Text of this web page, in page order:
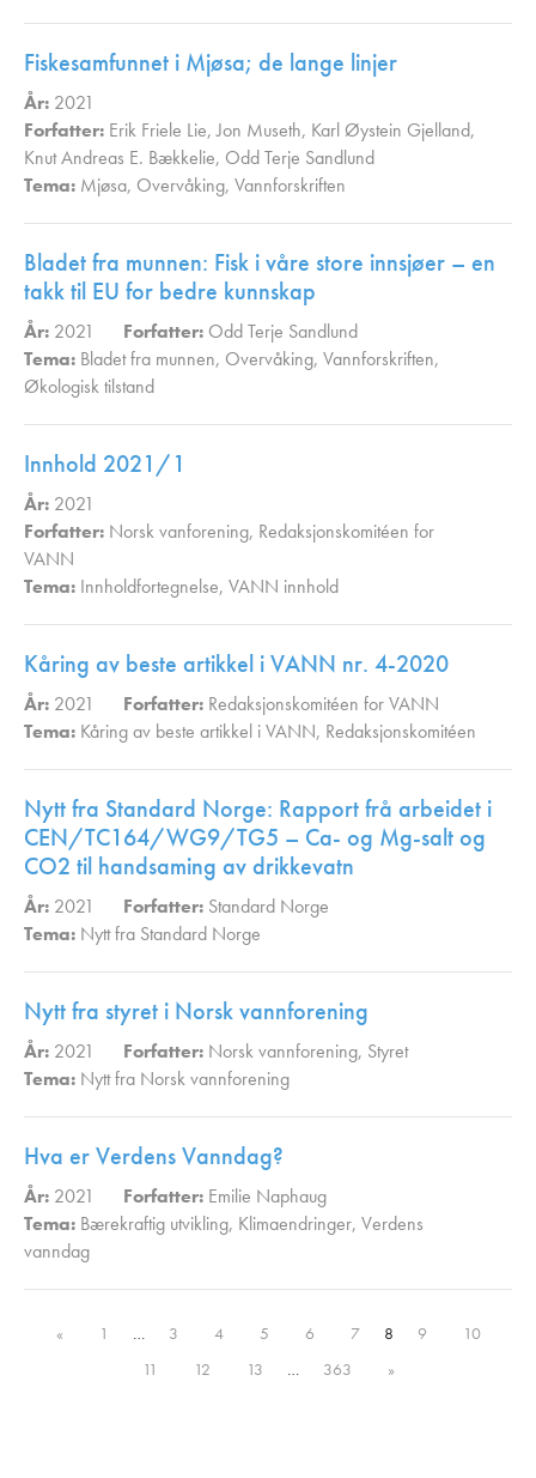
Fiskesamfunnet i Mjøsa; de lange linjer
År: 2021
Forfatter: Erik Friele Lie,Jon Museth, Karl Øystein Gjelland,
Knut Andreas E. Bækkelie, Odd Terje Sandlund
Tema: Mjøsa, Overvåking, Vannforskriften
Bladet fra munnen: Fisk i våre store innsjøer – en
takk til EU for bedre kunnskap
År: 2021 Forfatter: Odd Terje Sandlund
Tema: Bladet fra munnen, Overvåking, Vannforskriften,
Økologisk tilstand
Innhold 2021/1
År: 2021
Forfatter: Norsk vanforening, Redaksjonskomitéen for
VANN
Tema: Innholdfortegnelse, VANN innhold
Kåring av beste artikkel i VANN nr. 4-2020
År: 2021 Forfatter: Redaksjonskomitéen for VANN
Tema: Kåring av beste artikkel i VANN, Redaksjonskomitéen
Nytt fra Standard Norge: Rapport frå arbeidet i
CEN/TC164/WG9/TG5 – Ca- og Mg-salt og
CO2 til handsaming av drikkevatn
År: 2021 Forfatter: Standard Norge
Tema: Nytt fra Standard Norge
Nytt fra styret i Norsk vannforening
År: 2021 Forfatter: Norsk vannforening, Styret
Tema: Nytt fra Norsk vannforening
Hva er Verdens Vanndag?
År: 2021 Forfatter: Emilie Naphaug
Tema: Bærekraftig utvikling, Klimaendringer, Verdens
vanndag
« 1 … 3 4 5 6 7 8 9
10
11
12 13 … 363 »